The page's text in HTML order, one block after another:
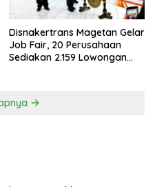
Disnakertrans Magetan Gelar
Job Fair, 20 Perusahaan
Sediakan 2.159 Lowongan